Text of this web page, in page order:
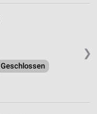
❯
Geschlossen